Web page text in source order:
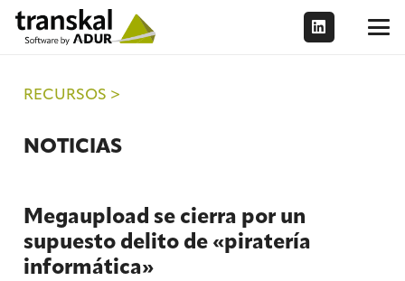
RECURSOS >
NOTICIAS
Megaupload se cierra por un
supuesto delito de «piratería
informática»